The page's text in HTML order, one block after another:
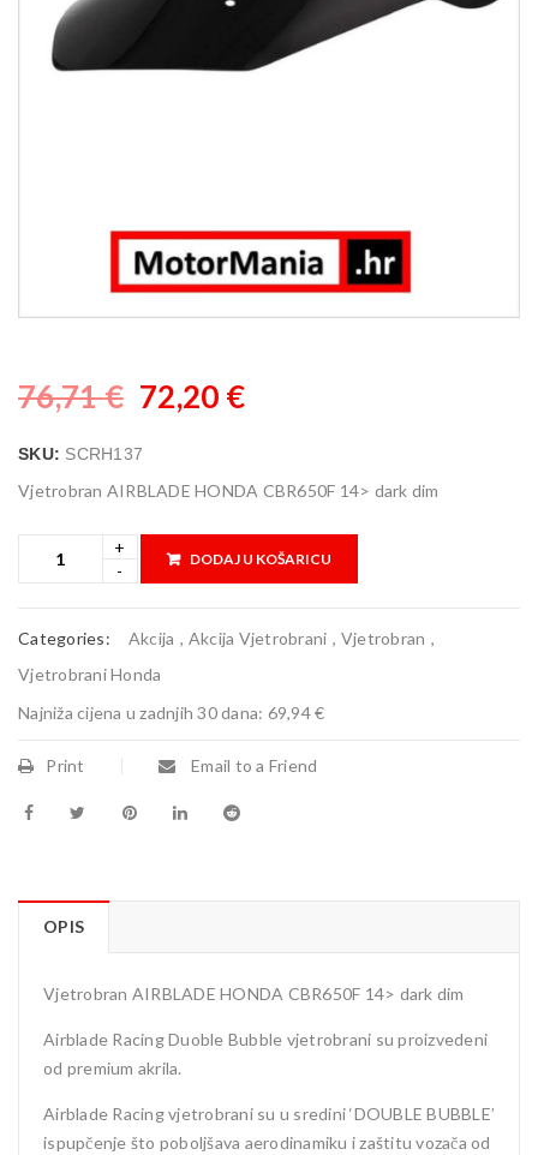
76,71€ 72,20 €
SKU: SCRH137
Vjetrobran AIRBLADE HONDA CBR650F 14> dark dim
DODAJ U KOŠARICU
Categories: Akcija , Akcija Vjetrobrani , Vjetrobran ,
Vjetrobrani Honda
Najniža cijena u zadnjih 30 dana: 69,94 €
Print Email to a Friend
OPIS
Vjetrobran AIRBLADE HONDA CBR650F 14> dark dim
Airblade Racing Duoble Bubble vjetrobrani su proizvedeni
od premium akrila.
Airblade Racing vjetrobrani su u sredini ‘DOUBLE BUBBLE’
ispupčenje što poboljšava aerodinamiku i zaštitu vozača od